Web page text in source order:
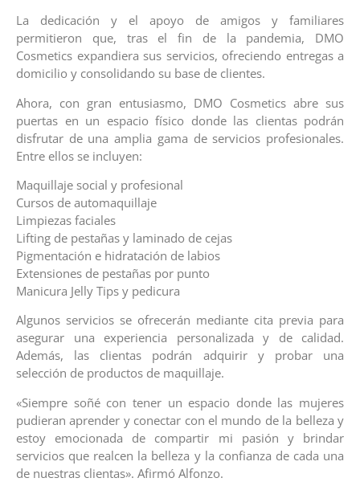
La dedicación y el apoyo de amigos y familiares
permitieron que, tras el fin de la pandemia, DMO
Cosmetics expandiera sus servicios, ofreciendo entregas a
domicilio y consolidando su base de clientes.
Ahora, con gran entusiasmo, DMO Cosmetics abre sus
puertas en un espacio físico donde las clientas podrán
disfrutar de una amplia gama de servicios profesionales.
Entre ellos se incluyen:
Maquillaje social y profesional
Cursos de automaquillaje
Limpiezas faciales
Lifting de pestañas y laminado de cejas
Pigmentación e hidratación de labios
Extensiones de pestañas por punto
Manicura Jelly Tips y pedicura
Algunos servicios se ofrecerán mediante cita previa para
asegurar una experiencia personalizada y de calidad.
Además, las clientas podrán adquirir y probar una
selección de productos de maquillaje.
«Siempre soñé con tener un espacio donde las mujeres
pudieran aprender y conectar con el mundo de la belleza y
estoy emocionada de compartir mi pasión y brindar
servicios que realcen la belleza y la confianza de cada una
de nuestras clientas». Afirmó Alfonzo.